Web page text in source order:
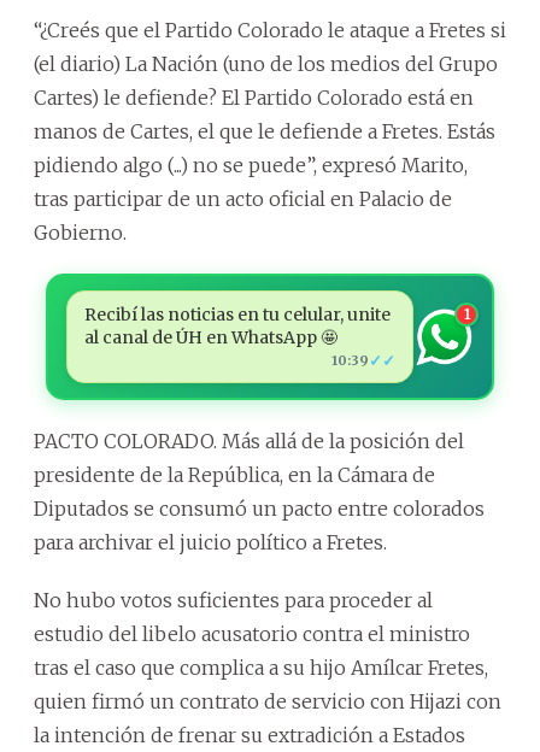
“¿Creés que el Partido Colorado le ataque a Fretes si
(el diario) La Nación (uno de los medios del Grupo
Cartes) le defiende? El Partido Colorado está en
manos de Cartes, el que le defiende a Fretes. Estás
pidiendo algo (...) no se puede”, expresó Marito,
tras participar de un acto oficial en Palacio de
Gobierno.
Recibí las noticias en tu celular, unite
al canal de ÚH en WhatsApp 🤩
10:39 ✓✓
1
PACTO COLORADO. Más allá de la posición del
presidente de la República, en la Cámara de
Diputados se consumó un pacto entre colorados
para archivar el juicio político a Fretes.
No hubo votos suficientes para proceder al
estudio del libelo acusatorio contra el ministro
tras el caso que complica a su hijo Amílcar Fretes,
quien firmó un contrato de servicio con Hijazi con
la intención de frenar su extradición a Estados